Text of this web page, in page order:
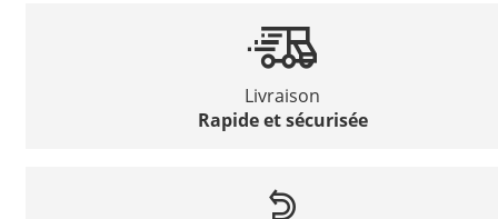
Livraison
Rapide et sécurisée